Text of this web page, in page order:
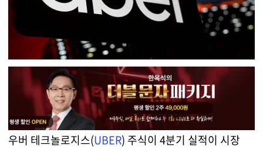
우버 테크놀로지스(UBER) 주식이 4분기 실적이 시장